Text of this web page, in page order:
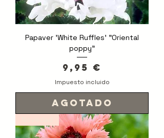
Papaver 'White Ruffles' "Oriental
poppy"
Precio
9,95 €
Impuesto incluido
Agotado